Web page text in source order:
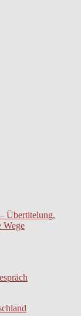
Übertitelung,
Wege